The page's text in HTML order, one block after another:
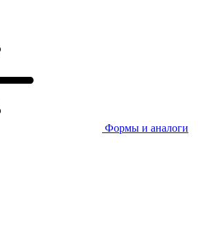
Формы и аналоги